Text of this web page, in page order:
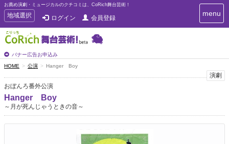
お薦め演劇・ミュージカルのクチコミは、CoRich舞台芸術！
T
o
g
g
e
n
a
v
g
地域選択 ログイン 会員登録
バナー広告お申込み
T
o
g
a
menu
HOME 公演 Hanger Boy
演劇
おぼんろ番外公演
Hanger Boy
～月が死んじゃうときの音～